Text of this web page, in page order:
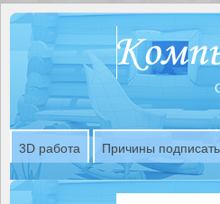
3D работа Причины